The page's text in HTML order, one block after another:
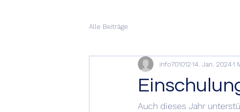
Alle Beiträge
info70101214. Jan. 20241
Auch dieses Jahr